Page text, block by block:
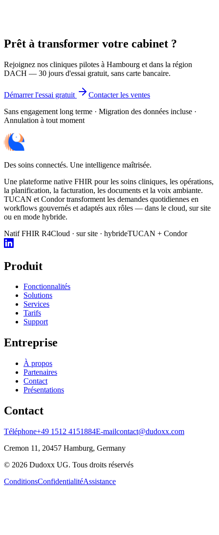
Prêt à transformer votre cabinet ?
Rejoignez nos cliniques pilotes à Hambourg et dans la région
DACH — 30 jours d'essai gratuit, sans carte bancaire.
Démarrer l'essai gratuit
Contacter les ventes
Sans engagement long terme · Migration des données incluse ·
Annulation à tout moment
Des soins connectés. Une intelligence maîtrisée.
Une plateforme native FHIR pour les soins cliniques, les opérations,
la planification, la facturation, les documents et la voix ambiante.
TUCAN et Condor transforment les demandes quotidiennes en
workflows gouvernés et adaptés aux rôles — dans le cloud, sur site
ou en mode hybride.
Natif FHIR R4Cloud · sur site · hybrideTUCAN + Condor
Produit
Fonctionnalités
Solutions
Services
Tarifs
Support
Entreprise
À propos
Partenaires
Contact
Présentations
Contact
Téléphone+49 1512 4151884E-mailcontact@dudoxx.com
Cremon 11, 20457 Hamburg, Germany
© 2026 Dudoxx UG. Tous droits réservés
ConditionsConfidentialitéAssistance